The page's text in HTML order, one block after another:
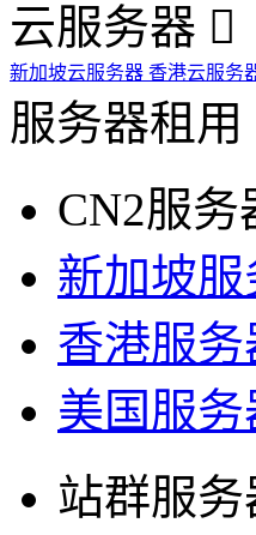
云服务器
新加坡云服务器 香港云服务
服务器租用
CN2服务
新加坡服
香港服务
美国服务
站群服务